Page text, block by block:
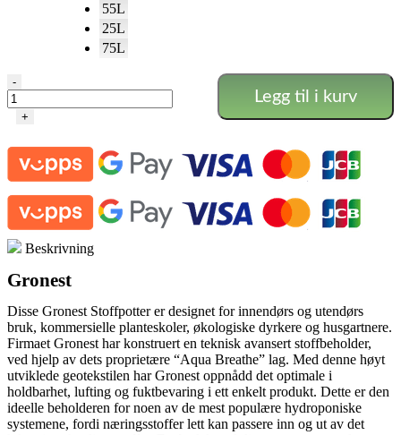
55L
25L
75L
Gronest
Smart
potte
-
+
Legg til i kurv
Beskrivning
Gronest
Disse Gronest Stoffpotter er designet for innendørs og utendørs
bruk, kommersielle planteskoler, økologiske dyrkere og husgartnere.
Firmaet Gronest har konstruert en teknisk avansert stoffbeholder,
ved hjelp av dets proprietære “Aqua Breathe” lag. Med denne høyt
utviklede geotekstilen har Gronest oppnådd det optimale i
holdbarhet, lufting og fuktbevaring i ett enkelt produkt. Dette er den
ideelle beholderen for noen av de mest populære hydroponiske
systemene, fordi næringsstoffer lett kan passere inn og ut av det